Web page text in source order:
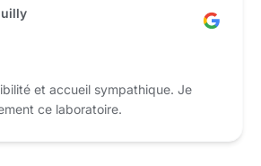
et accueil sympathique. Je
ce laboratoire.